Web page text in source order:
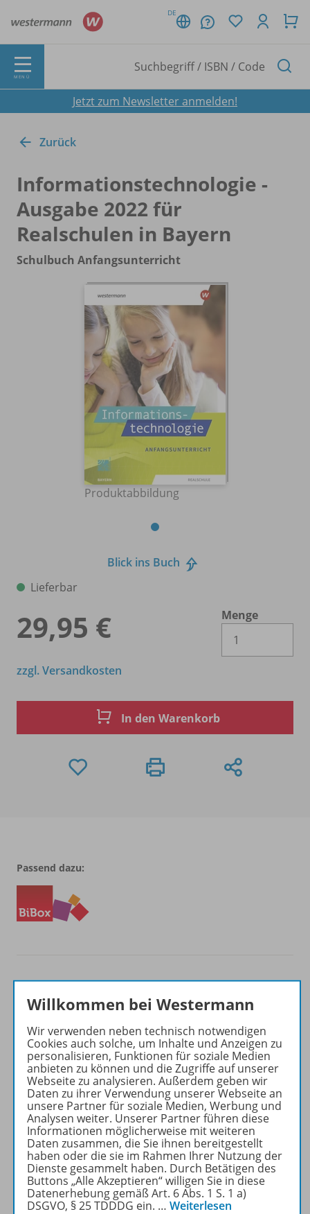
DE
MENÜ
Jetzt zum Newsletter anmelden!
Zurück
Informationstechnologie -
Ausgabe 2022 für
Realschulen in Bayern
Schulbuch Anfangsunterricht
Produktabbildung
Blick ins Buch
Lieferbar
29,95 €
Menge
zzgl. Versandkosten
In den Warenkorb
Passend dazu:
Beschreibung
Zugehörige Produkte
Inhaltsverzeichnis
Willkommen bei Westermann
Wir verwenden neben technisch notwendigen
Cookies auch solche, um Inhalte und Anzeigen zu
personalisieren, Funktionen für soziale Medien
anbieten zu können und die Zugriffe auf unserer
Webseite zu analysieren. Außerdem geben wir
Daten zu ihrer Verwendung unserer Webseite an
unsere Partner für soziale Medien, Werbung und
Analysen weiter. Unserer Partner führen diese
Informationen möglicherweise mit weiteren
Daten zusammen, die Sie ihnen bereitgestellt
haben oder die sie im Rahmen Ihrer Nutzung der
Dienste gesammelt haben. Durch Betätigen des
Buttons „Alle Akzeptieren“ willigen Sie in diese
Datenerhebung gemäß Art. 6 Abs. 1 S. 1 a)
DSGVO, § 25 TDDDG ein. … Weiterlesen